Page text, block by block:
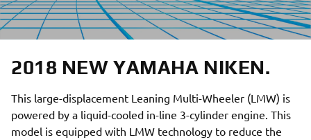
2018 NEW YAMAHA NIKEN.
This large-displacement Leaning Multi-Wheeler (LMW) is
powered by a liquid-cooled in-line 3-cylinder engine. This
model is equipped with LMW technology to reduce the